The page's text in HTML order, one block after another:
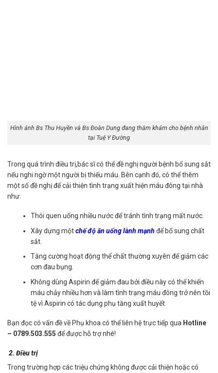
Hình ảnh Bs Thu Huyền và Bs Đoàn Dung đang thăm khám cho bệnh nhân
tại Tuệ Y Đường
Trong quá trình điều trị,bác sĩ có thể đề nghị người bệnh bổ sung sắt
nếu nghi ngờ một người bị thiếu máu. Bên cạnh đó, có thể thêm
một số đề nghị để cải thiện tình trạng xuất hiện máu đông tại nhà
như:
Thói quen uống nhiều nước để tránh tình trạng mất nước.
Xây dựng mộtchế độ ăn uống lành mạnh để bổ sung chất
sắt.
Tăng cường hoạt động thể chất thường xuyên để giảm các
cơn đau bụng.
Không dùng Aspirin để giảm đau bởi điều này có thể khiến
máu chảy nhiều hơn và làm tình trạng máu đông trở nên tồi
tệ vì Aspirin có tác dụng phụ tăng xuất huyết
Bạn đọc có vấn đề về Phụ khoa có thể liên hệ trực tiếp qua Hotline
– 0789.503.555 để được hỗ trợ nhé!
2. Điều trị
Trong trường hợp các triệu chứng không được cải thiện hoặc có